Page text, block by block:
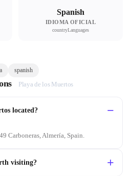
Spanish
IDIOMA OFICIAL
countryLanguages
spanish
Playa de los Muertos
located?
Carboneras, Almería, Spain.
visiting?